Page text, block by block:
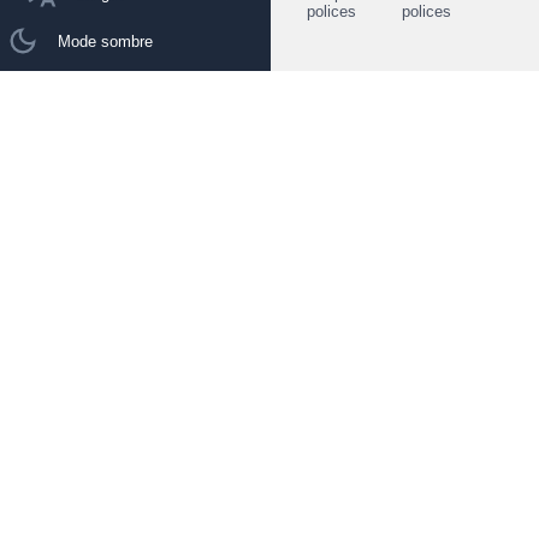
Mode sombre
polices
polices